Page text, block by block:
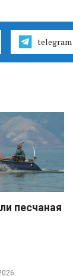
telegram
песчаная